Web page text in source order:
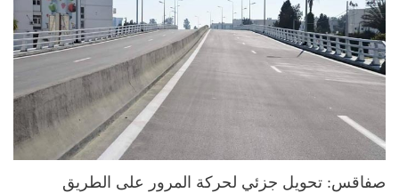
صفاقس: تحويل جزئي لحركة المرور على الطريق